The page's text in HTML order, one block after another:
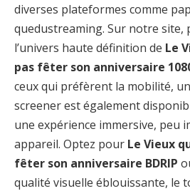
diverses plateformes comme
quedustreaming. Sur notre site,
l’univers haute définition de Le
pas fêter son anniversaire
ceux qui préfèrent la mobilité,
screener est également
une expérience immersive, peu
appareil. Optez pour Le Vieux
fêter son anniversaire BDRIP
qualité visuelle éblouissante, le